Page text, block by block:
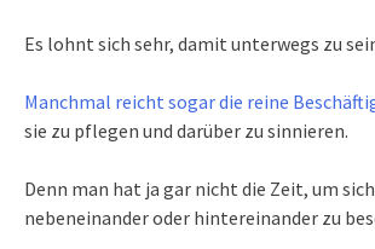
Es lohnt sich sehr, damit unterwegs zu
Manchmal reicht sogar die reine
sie zu pflegen und darüber zu sinnieren.
Denn man hat ja gar nicht die Zeit, um
nebeneinander oder hintereinander zu